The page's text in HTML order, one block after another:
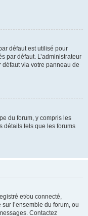
défaut est utilisé pour
par défaut. L’administrateur
via votre panneau de
du forum, y compris les
détails tels que les forums
et/ou connecté,
l’ensemble du forum, ou
Contactez